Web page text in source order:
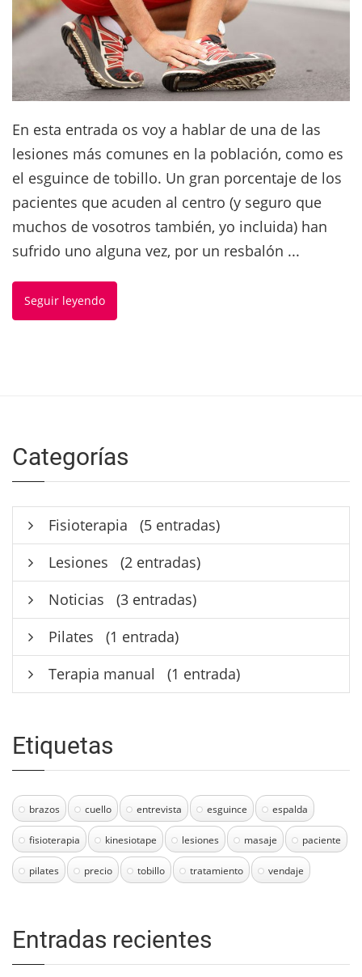
En esta entrada os voy a hablar de una de las
lesiones más comunes en la población, como es
el esguince de tobillo. Un gran porcentaje de los
pacientes que acuden al centro (y seguro que
muchos de vosotros también, yo incluida) han
sufrido uno alguna vez, por un resbalón ...
Seguir leyendo
Categorías
Fisioterapia
(5 entradas)
Lesiones
(2 entradas)
Noticias
(3 entradas)
Pilates
(1 entrada)
Terapia manual
(1 entrada)
Etiquetas
brazos cuello entrevista esguince espalda
fisioterapia kinesiotape lesiones masaje paciente
pilates precio tobillo tratamiento vendaje
Entradas recientes